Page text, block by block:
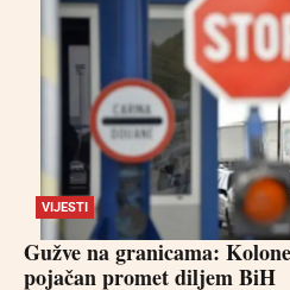
VIJESTI
Gužve na granicama:
pojačan promet diljem BiH